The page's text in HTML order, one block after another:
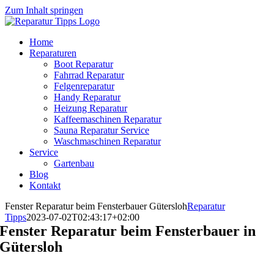
Zum Inhalt springen
Home
Reparaturen
Boot Reparatur
Fahrrad Reparatur
Felgenreparatur
Handy Reparatur
Heizung Reparatur
Kaffeemaschinen Reparatur
Sauna Reparatur Service
Waschmaschinen Reparatur
Service
Gartenbau
Blog
Kontakt
Fenster Reparatur beim Fensterbauer GüterslohReparatur
Tipps2023-07-02T02:43:17+02:00
Fenster Reparatur beim Fensterbauer in
Gütersloh